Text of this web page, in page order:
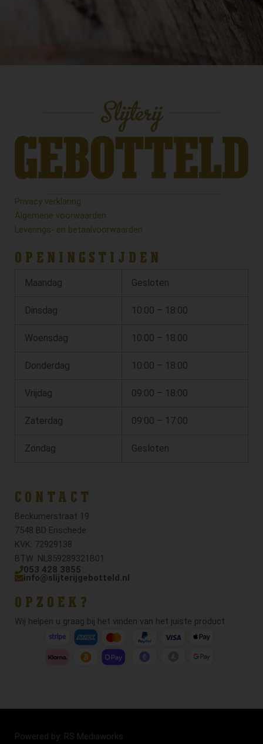
Privacy verklaring
Algemene voorwaarden
Leverings- en betaalvoorwaarden
OPENINGSTIJDEN
Maandag Gesloten
Dinsdag 10:00 – 18:00
Woensdag 10:00 – 18:00
Donderdag 10:00 – 18:00
Vrijdag 09:00 – 18:00
Zaterdag 09:00 – 17:00
Zondag Gesloten
CONTACT
Beckumerstraat 19
7548 BD Enschede
KVK: 72929138
BTW: NL859289321B01
053 428 3855
info@slijterijgebotteld.nl
OPZOEK?
Wij helpen u graag bij het vinden van het juiste product.
Powered by: RS Mediaworks